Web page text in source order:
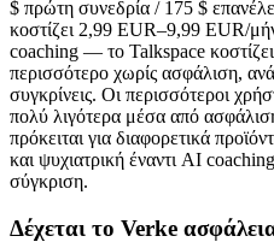
$ πρώτη συνεδρία / 175 $
κοστίζει 2,99 EUR–9,99 EUR/
coaching — το Talkspace
περισσότερο χωρίς ασφάλιση,
συγκρίνεις. Οι περισσότεροι
πολύ λιγότερα μέσα από
πρόκειται για διαφορετικά
και ψυχιατρική έναντι AI
σύγκριση.
Δέχεται το Verke